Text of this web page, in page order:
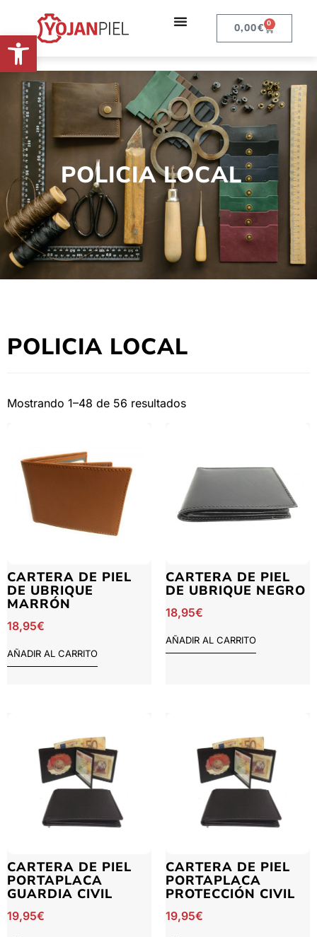
Abrir barra de herramientas 0,00€ 0
POLICIA LOCAL
POLICIA LOCAL
Mostrando 1–48 de 56 resultados
CARTERA DE PIEL
DE UBRIQUE
MARRÓN
18,95€
AÑADIR AL CARRITO
CARTERA DE PIEL
DE UBRIQUE NEGRO
18,95€
AÑADIR AL CARRITO
CARTERA DE PIEL
PORTAPLACA
GUARDIA CIVIL
19,95€
CARTERA DE PIEL
PORTAPLACA
PROTECCIÓN CIVIL
19,95€